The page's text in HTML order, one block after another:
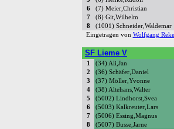
6
(7) Meier,Christian
7
(8) Git,Wilhelm
8
(1001) Schneider,Waldemar
Eingetragen von Wolfgang
SF Lieme V
1 (34) Ali,Jan
2
(36) Schäfer,Daniel
3
(37) Möller,Yvonne
4
(38) Altehans,Walter
5
(5002) Lindhorst,Svea
6
(5003) Kalkreuter,Lars
7
(5006) Essing,Magnus
8
(5007) Busse,Jarne